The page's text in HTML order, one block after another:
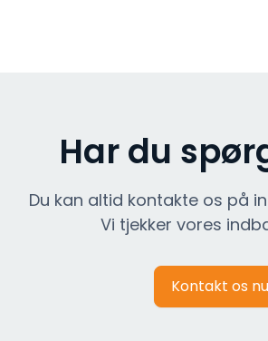
Har du
Du kan altid kontakte os på
Vi tjekker vores
Kontakt os nu